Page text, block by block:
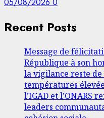
Recent Posts
Message de
République à son
la vigilance reste
températures
l’IGAD et l’ONARS
leaders